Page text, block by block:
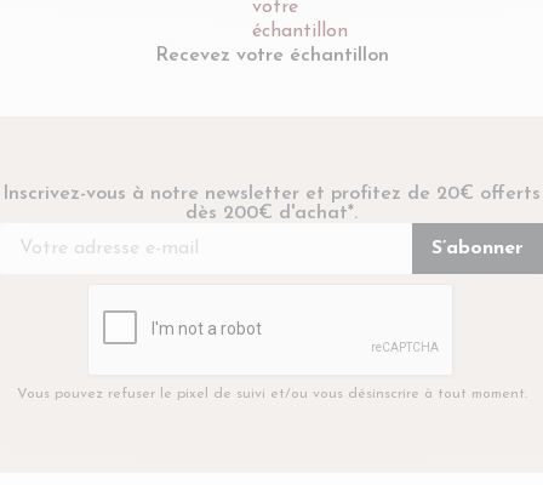
Recevez votre échantillon
Inscrivez-vous à notre newsletter et profitez de 20€ offerts
dès 200€ d'achat*.
Vous pouvez refuser le pixel de suivi et/ou vous désinscrire à tout moment.